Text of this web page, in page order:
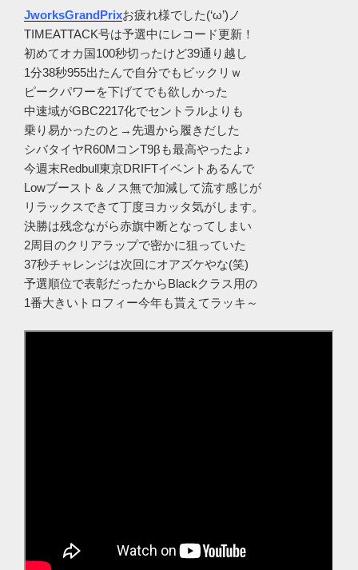
JworksGrandPrixお疲れ様でした(‘ω’)ノ
TIMEATTACK号は予選中にレコード更新！
初めてオカ国100秒切ったけど39通り越し
1分38秒955出たんで自分でもビックリｗ
ピークパワーを下げてでも欲しかった
中速域がGBC2217化でセントラルよりも
乗り易かったのと→先週から履きだした
シバタイヤR60MコンT9βも最高やったよ♪
今週末Redbull東京DRIFTイベントあるんで
Lowブースト＆ノス無で加減して流す感じが
リラックスできて丁度ヨカッタ気がします。
決勝は残念ながら赤旗中断となってしまい
2周目のクリアラップで密かに狙っていた
37秒チャレンジは次回にオアズケやな(笑)
予選順位で表彰だったからBlackクラス用の
1番大きいトロフィー今年も貰えてラッキ～